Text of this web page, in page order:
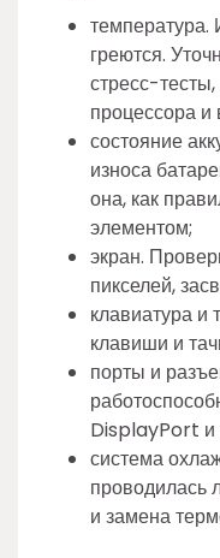
температура.
греются.
стресс-
процессора и
состояние
износа
она, как
элементом;
экран.
пикселей,
клавиатура и
клавиши и
порты и
DisplayPort и
система
проводилась
и замена